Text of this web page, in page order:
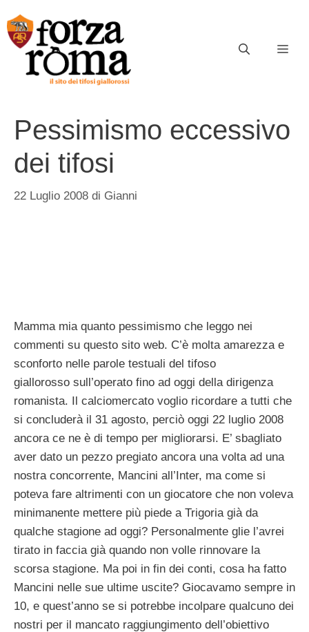
al
contenuto
Pessimismo eccessivo
dei tifosi
22 Luglio 2008 di Gianni
Mamma mia quanto pessimismo che leggo nei
commenti su questo sito web. C’è molta amarezza e
sconforto nelle parole testuali del tifoso
giallorosso sull’operato fino ad oggi della dirigenza
romanista. Il calciomercato voglio ricordare a tutti che
si concluderà il 31 agosto, perciò oggi 22 luglio 2008
ancora ce ne è di tempo per migliorarsi. E’ sbagliato
aver dato un pezzo pregiato ancora una volta ad una
nostra concorrente, Mancini all’Inter, ma come si
poteva fare altrimenti con un giocatore che non voleva
minimanente mettere più piede a Trigoria già da
qualche stagione ad oggi? Personalmente glie l’avrei
tirato in faccia già quando non volle rinnovare la
scorsa stagione. Ma poi in fin dei conti, cosa ha fatto
Mancini nelle sue ultime uscite? Giocavamo sempre in
10, e quest’anno se si potrebbe incolpare qualcuno dei
nostri per il mancato raggiungimento dell’obiettivo